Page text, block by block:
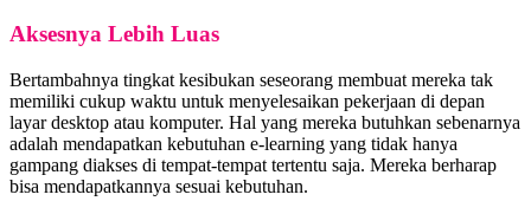
Aksesnya Lebih Luas
Bertambahnya tingkat kesibukan seseorang membuat mereka tak
memiliki cukup waktu untuk menyelesaikan pekerjaan di depan
layar desktop atau komputer. Hal yang mereka butuhkan sebenarnya
adalah mendapatkan kebutuhan e-learning yang tidak hanya
gampang diakses di tempat-tempat tertentu saja. Mereka berharap
bisa mendapatkannya sesuai kebutuhan.